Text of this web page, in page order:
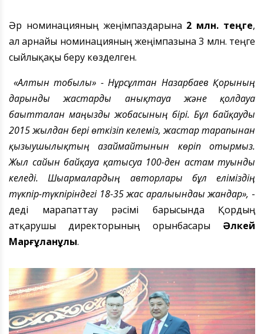
Әр номинацияның жеңімпаздарына 2 млн. теңге,
ал арнайы номинацияның жеңімпазына3 млн. теңге
сыйлықақы беру көзделген.
«Алтын тобылғы» - Нұрсұлтан Назарбаев Қорының
дарынды жастарды анықтауға және қолдауға
бағытталған маңызды жобасының бірі. Бұл байқауды
2015 жылдан бері өткізіп келеміз, жастар тарапынан
қызығушылықтың азаймайтынын көріп отырмыз.
Жыл сайын байқауға қатысуға 100-ден астам туынды
келеді. Шығармалардың авторлары бұл еліміздің
түкпір-түкпіріндегі 18-35 жас аралығындағыжандар», -
деді марапаттау рәсімі барысында Қордың
атқарушы директорының орынбасары Әлкей
Марғұланұлы.